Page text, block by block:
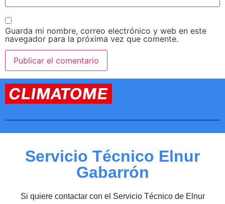
Guarda mi nombre, correo electrónico y web en este
navegador para la próxima vez que comente.
Servicio Técnico Elnur
Gabarrón
Si quiere contactar con el Servicio Técnico de Elnur